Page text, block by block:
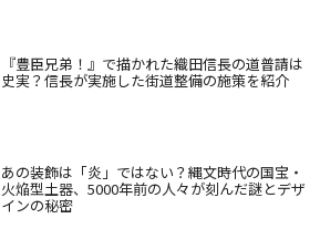
『豊臣兄弟！』で描かれた織田信長の道普請は
史実？信長が実施した街道整備の施策を紹介
あの装飾は「炎」ではない？縄文時代の国宝・
火焔型土器、5000年前の人々が刻んだ謎とデザ
インの秘密